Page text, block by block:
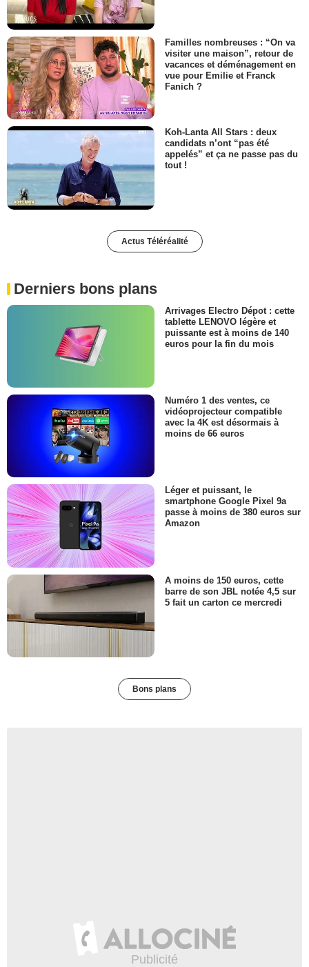
Familles nombreuses : “On va
visiter une maison”, retour de
vacances et déménagement en
vue pour Emilie et Franck
Fanich ?
Koh-Lanta All Stars : deux
candidats n’ont “pas été
appelés” et ça ne passe pas du
tout !
Actus Téléréalité
Derniers bons plans
Arrivages Electro Dépot : cette
tablette LENOVO légère et
puissante est à moins de 140
euros pour la fin du mois
Numéro 1 des ventes, ce
vidéoprojecteur compatible
avec la 4K est désormais à
moins de 66 euros
Léger et puissant, le
smartphone Google Pixel 9a
passe à moins de 380 euros sur
Amazon
A moins de 150 euros, cette
barre de son JBL notée 4,5 sur
5 fait un carton ce mercredi
Bons plans